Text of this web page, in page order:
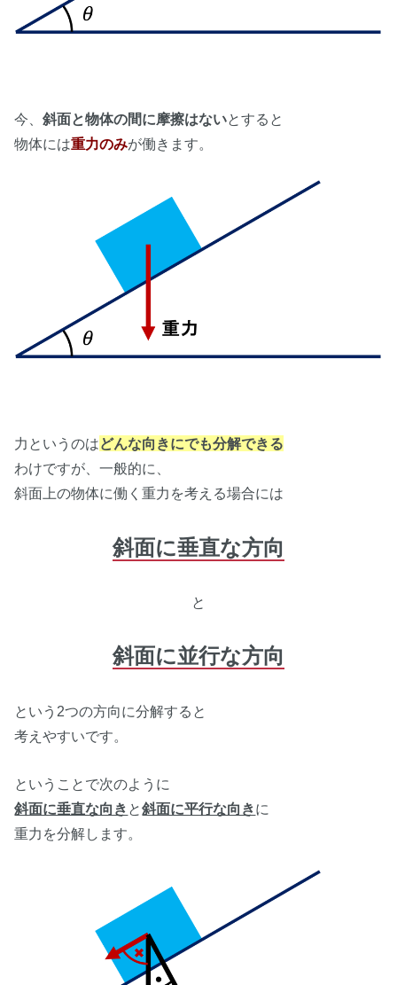
今、斜面と物体の間に摩擦はないとすると
物体には重力のみが働きます。
力というのはどんな向きにでも分解できる
わけですが、一般的に、
斜面上の物体に働く重力を考える場合には
斜面に垂直な方向
と
斜面に並行な方向
という2つの方向に分解すると
考えやすいです。
ということで次のように
斜面に垂直な向き と斜面に平行な向きに
重力を分解します。